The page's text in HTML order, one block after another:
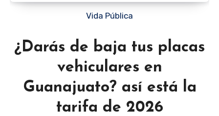
Vida Pública
¿Darás de baja tus placas
vehiculares en
Guanajuato? así está la
tarifa de 2026